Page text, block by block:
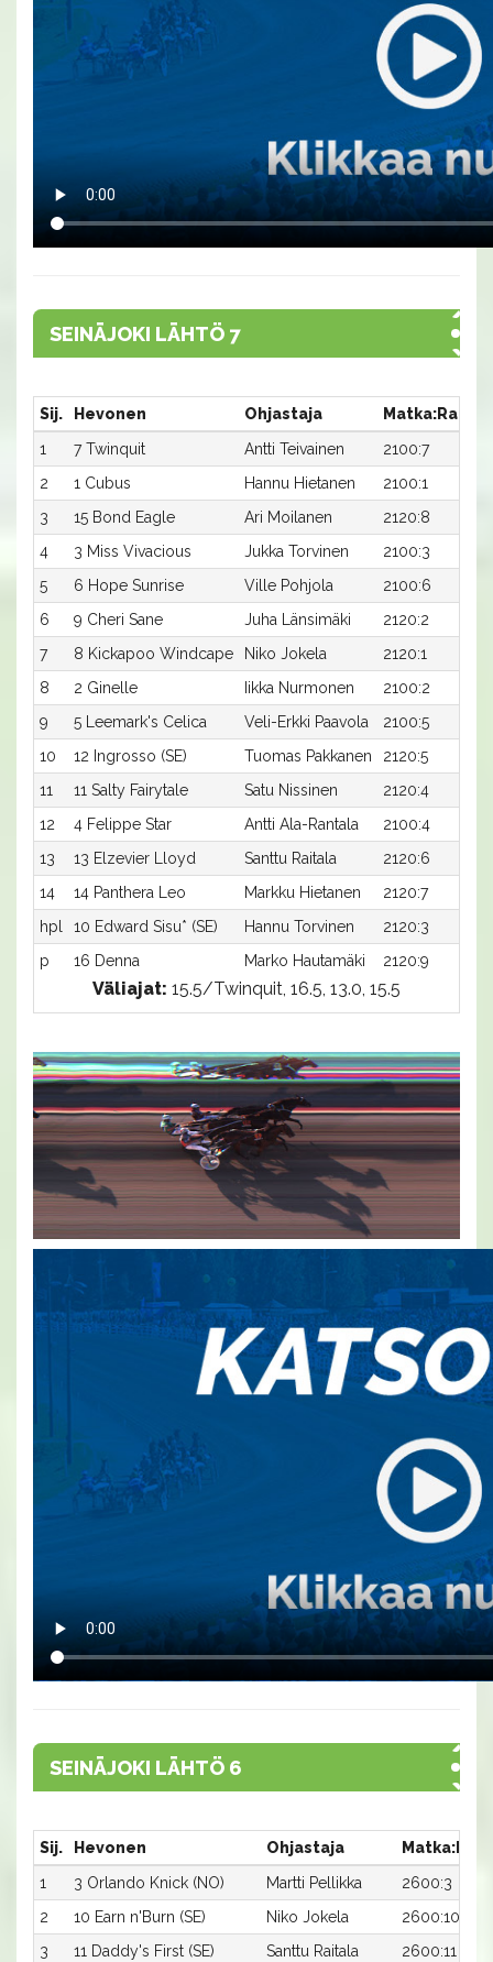
SEINÄJOKI LÄHTÖ 7
Sij. Hevonen Ohjastaja Matka:Rata
1
7 Twinquit Antti Teivainen 2100:7
2
1 Cubus Hannu Hietanen 2100:1
3
15 Bond Eagle Ari Moilanen 2120:8
4
3 Miss Vivacious Jukka Torvinen 2100:3
5
6 Hope Sunrise Ville Pohjola 2100:6
6
9 Cheri Sane Juha Länsimäki 2120:2
7
8 Kickapoo Windcape Niko Jokela 2120:1
8
2 Ginelle Iikka Nurmonen 2100:2
9
5 Leemark's Celica Veli-Erkki Paavola 2100:5
10
12 Ingrosso (SE) Tuomas Pakkanen 2120:5
11
11 Salty Fairytale Satu Nissinen 2120:4
12
4 Felippe Star Antti Ala-Rantala 2100:4
13
13 Elzevier Lloyd Santtu Raitala 2120:6
14
14 Panthera Leo Markku Hietanen 2120:7
hpl
10 Edward Sisu* (SE) Hannu Torvinen 2120:3
p
16 Denna Marko Hautamäki 2120:9
Väliajat: 15.5/Twinquit, 16.5, 13.0, 15.5
SEINÄJOKI LÄHTÖ 6
Sij. Hevonen Ohjastaja
Matka:Rata
1
3 Orlando Knick (NO) Martti Pellikka
2600:3
2
10 Earn n'Burn (SE) Niko Jokela
2600:10
3
11 Daddy's First (SE) Santtu Raitala
2600:11